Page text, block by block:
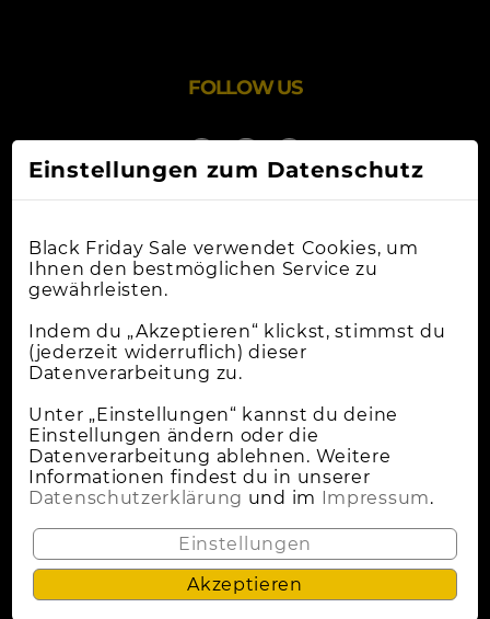
FOLLOW US
Online-Shops
Apple Deals
Cybermonday
News
Wann Ist Black Friday?
Impressum
Einstellungen zum Datenschutz
Black Friday Sale verwendet Cookies, um
Ihnen den bestmöglichen Service zu
gewährleisten.
Indem du „Akzeptieren“ klickst, stimmst du
(jederzeit widerruflich) dieser
Datenverarbeitung zu.
Unter „Einstellungen“ kannst du deine
Einstellungen ändern oder die
Datenverarbeitung ablehnen. Weitere
Informationen findest du in unserer
Datenschutzerklärung und im Impressum.
Einstellungen
Akzeptieren